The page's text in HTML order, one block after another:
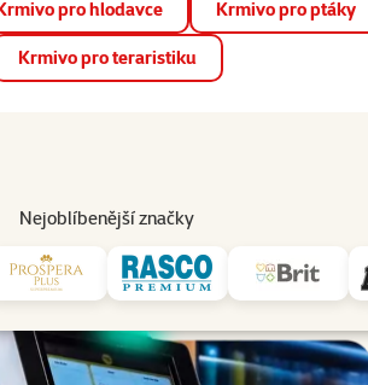
aplikaci Super zoo.Více informací
pro hlodavce Krmivo pro ptáky
Krmivo pro teraristiku
Nejoblíbenější značky
Služby
Prodejny nonstop 24/7